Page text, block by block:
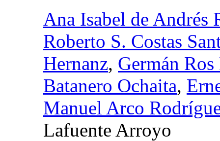
Ana Isabel de Andrés
Roberto S. Costas
Hernanz, Germán
Batanero Ochaita,
Manuel Arco
Lafuente Arroyo